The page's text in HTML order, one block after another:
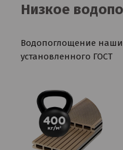
Низкое
Водопоглощение
установленного ГОСТ